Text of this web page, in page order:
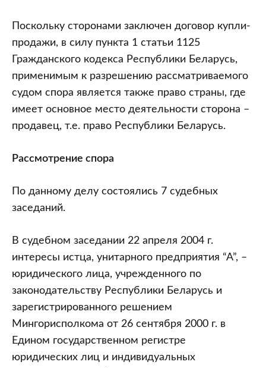
Поскольку сторонами заключен договор купли-
продажи, в силу пункта 1 статьи 1125
Гражданского кодекса Республики Беларусь,
применимым к разрешению рассматриваемого
судом спора является также право страны, где
имеет основное место деятельности сторона –
продавец, т.е. право Республики Беларусь.
Рассмотрение спора
По данному делу состоялись 7 судебных
заседаний.
В судебном заседании 22 апреля 2004 г.
интересы истца, унитарного предприятия “А”, –
юридического лица, учрежденного по
законодательству Республики Беларусь и
зарегистрированного решением
Мингорисполкома от 26 сентября 2000 г. в
Едином государственном регистре
юридических лиц и индивидуальных